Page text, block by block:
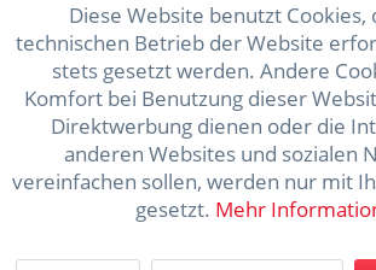
Diese Website benutzt Cookies,
technischen Betrieb der Website
stets gesetzt werden. Andere
Komfort bei Benutzung dieser
Direktwerbung dienen oder die
anderen Websites und sozialen
vereinfachen sollen, werden nur mit
gesetzt. Mehr